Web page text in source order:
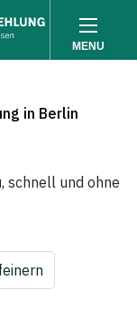
MENU
in Berlin
schnell und ohne